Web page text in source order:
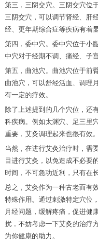
第三，三阴交穴。三阴交穴位
三阴交穴，可以调节肾经、肝
经、更年期综合症等疾病有着
第四，委中穴。委中穴位于小
中穴对于经期不调、痛经、子
第五，曲池穴。曲池穴位于前
曲池穴，可以舒经活血、调理
有一定的疗效。
除了上述提到的几个穴位，还
科疾病。例如太渊穴、足三里
重要，艾灸调理起来也很有效。
当然，在进行艾灸治疗时，需
目进行艾灸，以免造成不必要
时间，不可急功近利，只有在
总之，艾灸作为一种古老而有
特殊作用。通过刺激特定穴位
月经问题，缓解疼痛，促进健
扰，不妨考虑一下艾灸的治疗
为你健康的助力。